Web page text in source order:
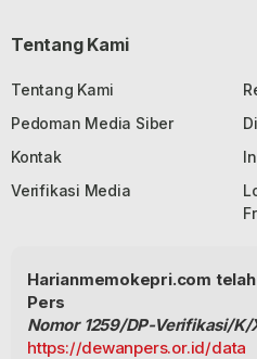
Tentang Kami
Tentang Kami
Pedoman Media Siber
Kontak
Verifikasi Media
Harianmemokepri.com
Pers
Nomor 1259/DP-Verifikasi/K/
https://dewanpers.or.id/data